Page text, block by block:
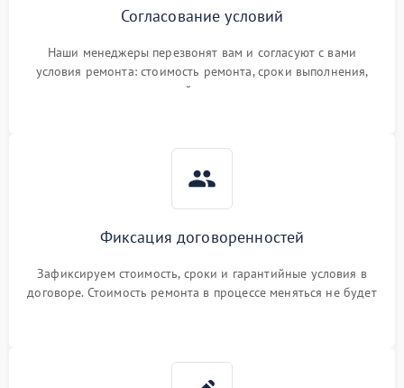
Согласование условий
Наши менеджеры перезвонят вам и согласуют с вами
условия ремонта: стоимость ремонта, сроки выполнения,
гарантийные условия
Фиксация договоренностей
Зафиксируем стоимость, сроки и гарантийные условия в
договоре. Стоимость ремонта в процессе меняться не будет